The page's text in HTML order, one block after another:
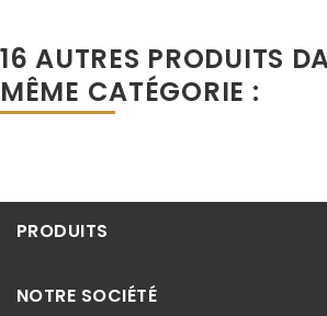
16 AUTRES PRODUITS
MÊME CATÉGORIE :
PRODUITS
NOTRE SOCIÉTÉ